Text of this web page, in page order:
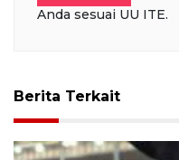
Anda sesuai UU ITE.
Berita Terkait